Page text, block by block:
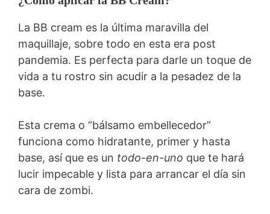
La BB cream es la última maravilla del
maquillaje, sobre todo en esta era post
pandemia. Es perfecta para darle un toque de
vida a tu rostro sin acudir a la pesadez de la
base.
Esta crema o “bálsamo embellecedor”
funciona como hidratante, primer y hasta
base, así que es un todo-en-uno que te hará
lucir impecable y lista para arrancar el día sin
cara de zombi.